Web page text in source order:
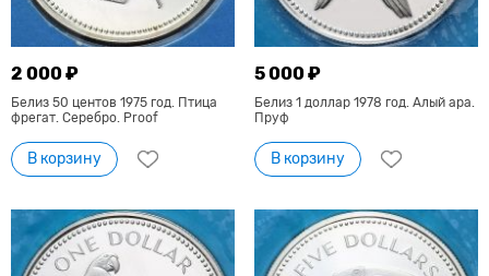
2 000 ₽
Белиз 50 центов 1975 год. Птица
фрегат. Серебро. Proof
В корзину
5 000 ₽
Белиз 1 доллар 1978 год. Алый ара.
Пруф
В корзину